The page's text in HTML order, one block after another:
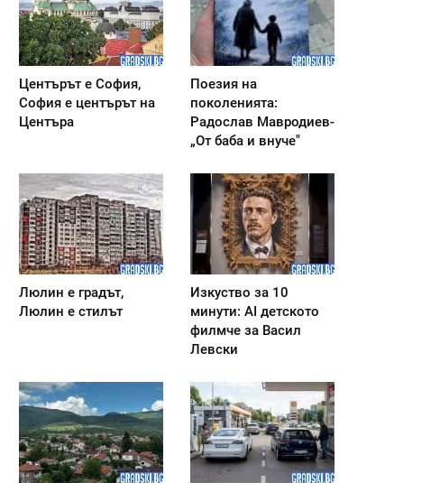
Центърът е София,
София е центърът на
Центъра
Поезия на
поколенията:
Радослав Мавродиев-
„От баба и внуче"
Люлин е градът,
Люлин е стилът
Изкуство за 10
минути: AI детското
филмче за Васил
Левски